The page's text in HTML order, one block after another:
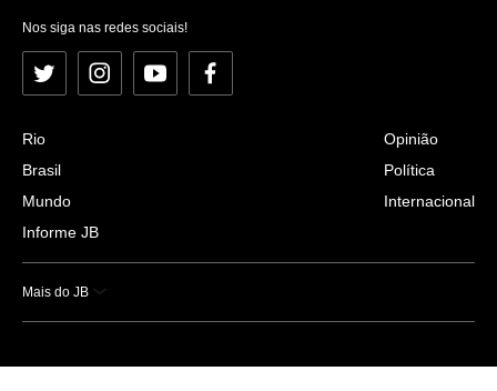
Nos siga nas redes sociais!
Twitter InstagramYouTubeFacebook
Rio
Brasil
Mundo
Informe JB
Opinião
Política
Internacional
Mais do JB
Esportes